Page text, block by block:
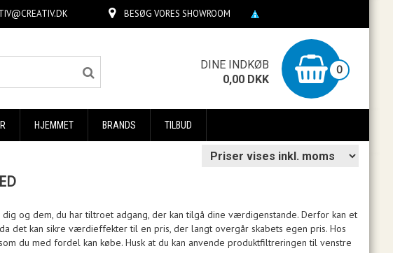
BESØG VORES SHOWROOM
DINE INDKØB 0
0,00 DKK
HJEMMET BRANDS TILBUD
og dem, du har tiltroet adgang, der kan tilgå dine værdigenstande. Derfor kan et
det kan sikre værdieffekter til en pris, der langt overgår skabets egen pris. Hos
du med fordel kan købe. Husk at du kan anvende produktfiltreringen til venstre